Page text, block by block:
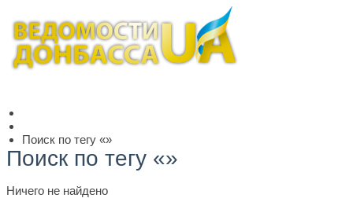
Поиск по тегу «»
Поиск по тегу «»
Ничего не найдено